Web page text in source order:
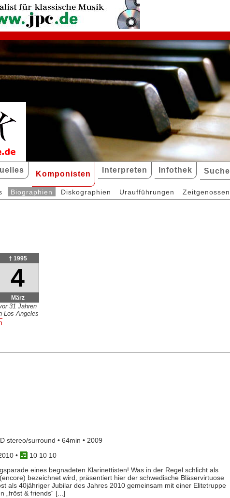
Komponisten Interpreten Infothek Suche
Biographien Diskographien Uraufführungen Zeitgenossen
† 1995
4
März
31 Jahren
Los Angeles
stereo/surround • 64min • 2009
•
10 10 10
eines begnadeten Klarinettisten! Was in der Regel schlicht als
bezeichnet wird, präsentiert hier der schwedische Bläservirtuose
als 40jähriger Jubilar des Jahres 2010 gemeinsam mit einer Elitetruppe
„fröst & friends“ [...]